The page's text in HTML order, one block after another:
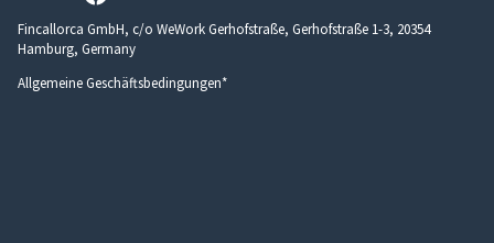
Fincallorca GmbH, c/o WeWork Gerhofstraße, Gerhofstraße 1-3, 20354
Hamburg, Germany
Allgemeine Geschäftsbedingungen*